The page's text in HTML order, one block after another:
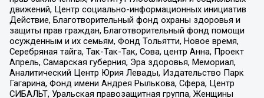
движений, Центр социально-информационных инициатив
Действие, Благотворительный фонд охраны здоровья и
защиты прав граждан, Благотворительный фонд помощи
осужденным и их семьям, Фонд Тольятти, Новое время,
Серебряная тайга, Так-Так-Так, Сова, центр Анна, Проект
Апрель, Самарская губерния, Эра здоровья, Мемориал,
Аналитический Центр Юрия Левады, Издательство Парк
Гагарина, Фонд имени Андрея Рылькова, Сфера, Центр
СИБАЛЬТ, Уральская правозащитная группа, Женщины